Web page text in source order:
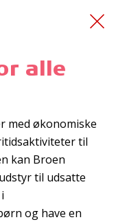
alle
med økonomiske
til
kan Broen
til udsatte
og have en